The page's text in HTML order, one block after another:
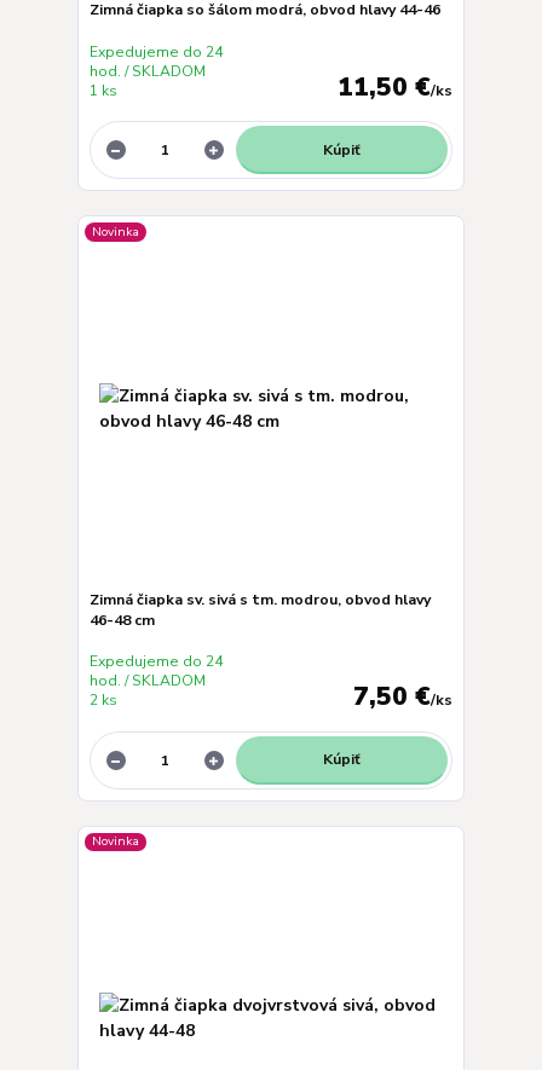
Zimná čiapka so šálom modrá, obvod hlavy 44-46
11,50 €/ks
Expedujeme do 24
hod. / SKLADOM
1 ks
Kúpiť
Novinka
Zimná čiapka sv. sivá s tm. modrou, obvod hlavy
46-48 cm
7,50 €/ks
Expedujeme do 24
hod. / SKLADOM
2 ks
Kúpiť
Novinka